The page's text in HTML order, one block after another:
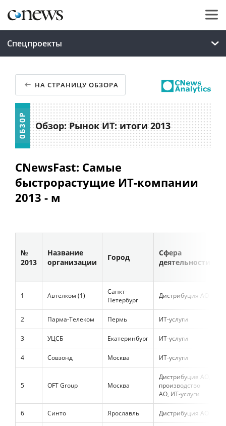
Спецпроекты
НА СТРАНИЦУ ОБЗОРА
Обзор: Рынок ИТ: итоги 2013
CNewsFast: Самые
быстрорастущие ИТ-компании
2013 - м
№
2013
Название
организации
Город
Сфера
деятельности
1 Автелком (1)
Санкт-
Петербург
Дистрибуция АО
2 Парма-Телеком Пермь ИТ-услуги
3 УЦСБ Екатеринбург ИТ-услуги
4 Совзонд Москва ИТ-услуги
5 OFT Group Москва
Дистрибуция АО,
производство
АО, ИТ-услуги
6 Синто Ярославль Дистрибуция АО